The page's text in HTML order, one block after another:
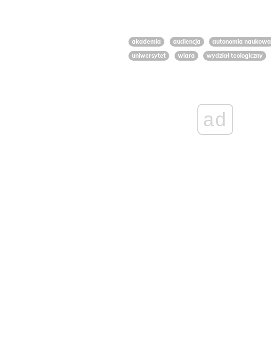
akademia audiencja autonomia naukowa
uniwersytet
wiara wydział teologiczny
ad